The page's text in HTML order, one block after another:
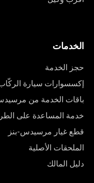
الخدمات
حجز الخدمة
إكسسوارات سيارة
باقات الخدمة من
خدمة المساعدة على
قطع غيار مرسيدس-بنز
الملحقات الأصلية
دليل المالك